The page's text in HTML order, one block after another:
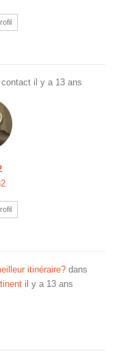
il y a 13 ans
itinéraire? dans
il y a 13 ans